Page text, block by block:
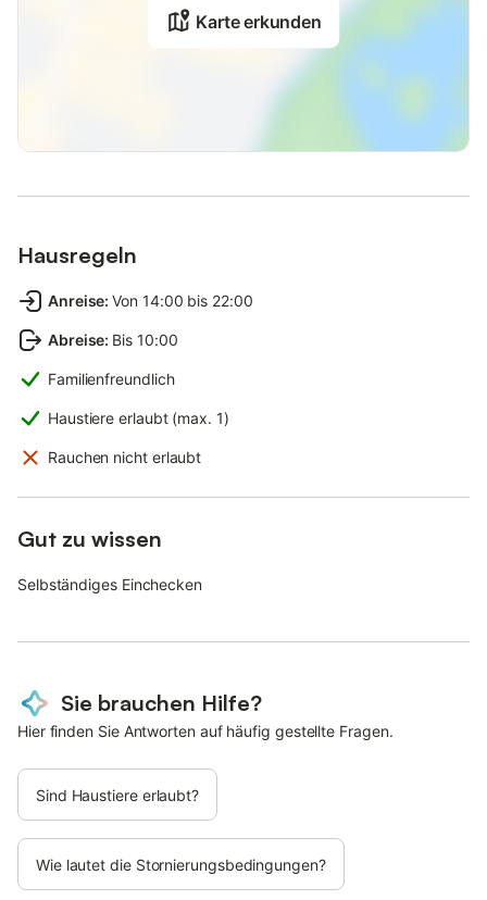
Karte erkunden
Hausregeln
Anreise: Von 14:00 bis 22:00
Abreise: Bis 10:00
Familienfreundlich
Haustiere erlaubt (max. 1)
Rauchen nicht erlaubt
Gut zu wissen
Selbständiges Einchecken
Sie brauchen Hilfe?
Hier finden Sie Antworten auf häufig gestellte Fragen.
Sind Haustiere erlaubt?
Wie lautet die Stornierungsbedingungen?